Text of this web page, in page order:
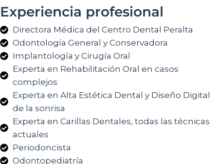
Experiencia profesional
Directora Médica del Centro Dental Peralta
Odontología General y Conservadora
Implantología y Cirugía Oral
Experta en Rehabilitación Oral en casos
complejos
Experta en Alta Estética Dental y Diseño Digital
de la sonrisa
Experta en Carillas Dentales, todas las técnicas
actuales
Periodoncista
Odontopediatría